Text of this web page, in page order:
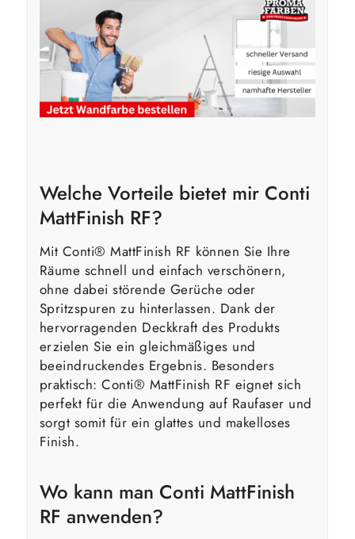
Welche Vorteile bietet mir Conti
MattFinish RF?
Mit Conti® MattFinish RF können Sie Ihre
Räume schnell und einfach verschönern,
ohne dabei störende Gerüche oder
Spritzspuren zu hinterlassen. Dank der
hervorragenden Deckkraft des Produkts
erzielen Sie ein gleichmäßiges und
beeindruckendes Ergebnis. Besonders
praktisch: Conti® MattFinish RF eignet sich
perfekt für die Anwendung auf Raufaser und
sorgt somit für ein glattes und makelloses
Finish.
Wo kann man Conti MattFinish
RF anwenden?